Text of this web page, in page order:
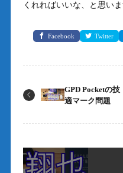
くれればいいな、と思いま
Facebook Twitter
GPD Pocketの技
適マーク問題